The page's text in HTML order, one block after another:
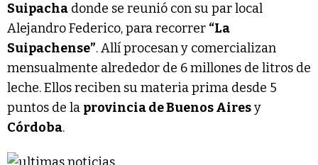
Suipacha donde se reunió con su par local
Alejandro Federico, para recorrer “La
Suipachense”. Allí procesan y comercializan
mensualmente alrededor de 6 millones de litros de
leche. Ellos reciben su materia prima desde 5
puntos de la provincia de Buenos Airesy
Córdoba.